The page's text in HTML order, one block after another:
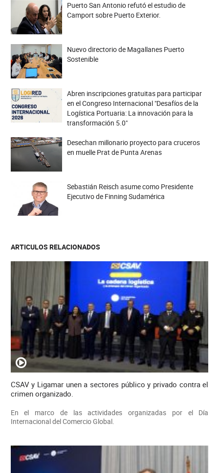
Puerto San Antonio refutó el estudio de
Camport sobre Puerto Exterior.
Nuevo directorio de Magallanes Puerto
Sostenible
Abren inscripciones gratuitas para participar
en el Congreso Internacional "Desafíos de la
Logística Portuaria: La innovación para la
transformación 5.0"
Desechan millonario proyecto para cruceros
en muelle Prat de Punta Arenas
Sebastián Reisch asume como Presidente
Ejecutivo de Finning Sudamérica
ARTICULOS RELACIONADOS
CSAV y Ligamar unen a sectores público y privado contra el
crimen organizado.
En el marco de las actividades organizadas por el Día
Internacional del Comercio Global.